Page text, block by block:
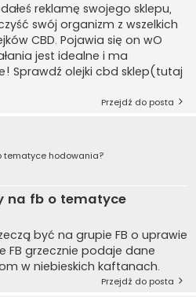
reklamę swojego sklepu,
swój organizm z wszelkich
CBD. Pojawia się on wO
jest idealne i ma
Sprawdź olejki cbd sklep(tutaj
Przejdź do posta
tematyce hodowania?
na fb o tematyce
być na grupie FB o uprawie
FB grzecznie podaje dane
w niebieskich kaftanach.
Przejdź do posta